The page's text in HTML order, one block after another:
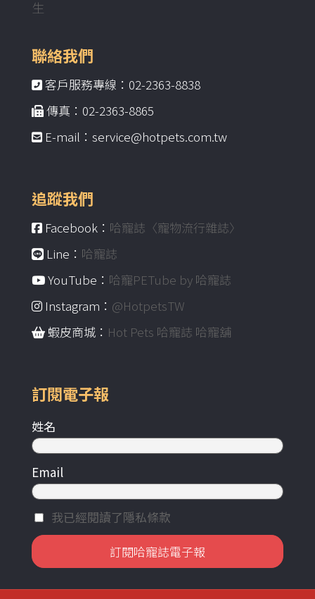
生
聯絡我們
客戶服務專線：02-2363-8838
傳真：02-2363-8865
E-mail：service@hotpets.com.tw
追蹤我們
Facebook： 哈寵誌〈寵物流行雜誌〉
Line： 哈寵誌
YouTube： 哈寵PETube by 哈寵誌
Instagram： @HotpetsTW
蝦皮商城： Hot Pets 哈寵誌 哈寵舖
訂閱電子報
姓名
Email
我已經閱讀了隱私條款